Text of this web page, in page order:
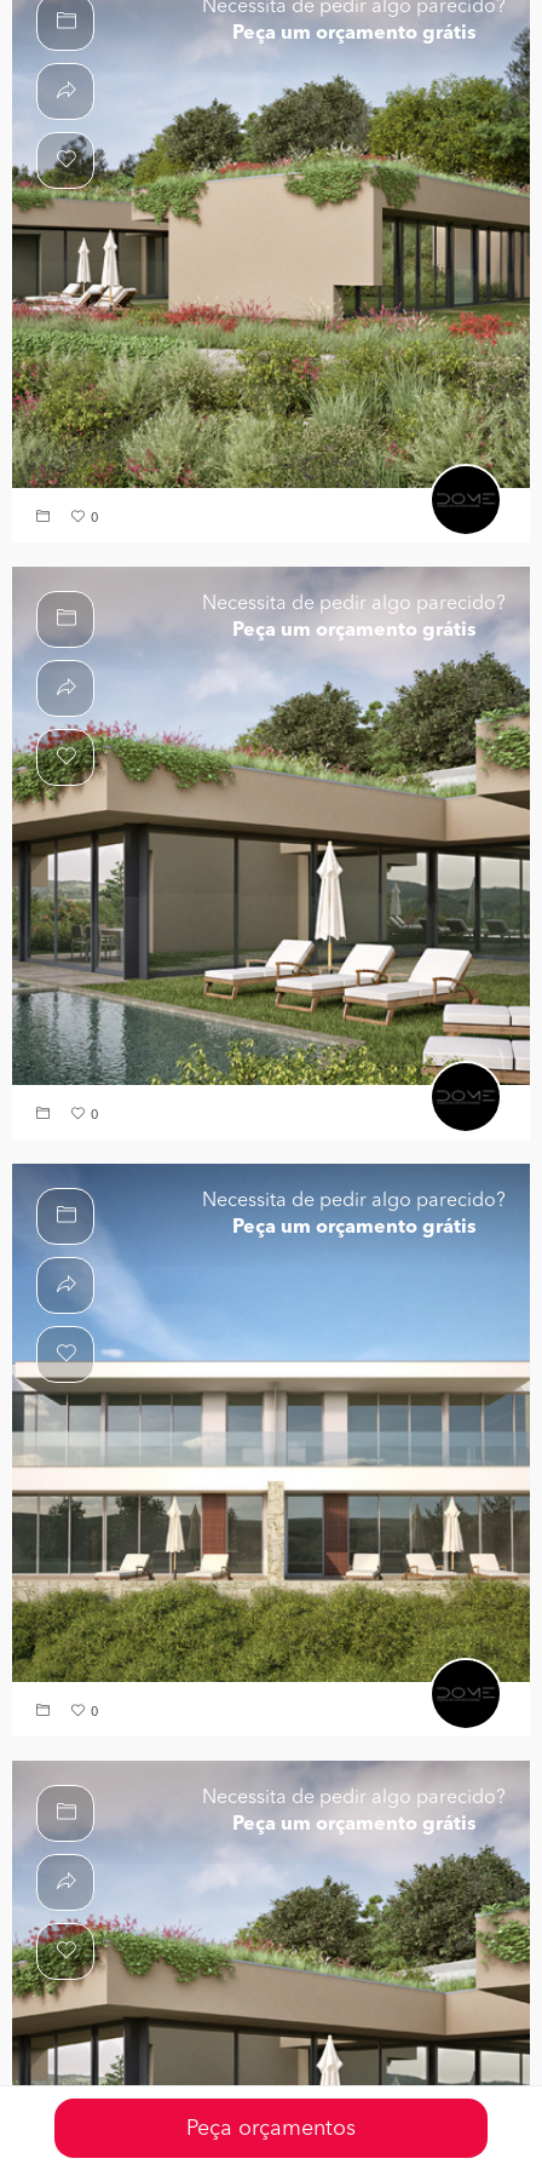
Necessita de pedir algo parecido?
Peça um orçamento grátis
0
Necessita de pedir algo parecido?
Peça um orçamento grátis
0
Necessita de pedir algo parecido?
Peça um orçamento grátis
0
Necessita de pedir algo parecido?
Peça um orçamento grátis
Peça orçamentos